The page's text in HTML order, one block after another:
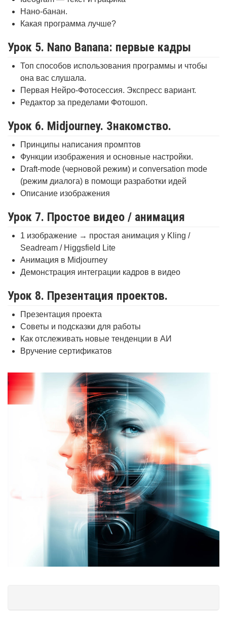
Нано-банан.
Какая программа лучше?
Урок 5. Nano Banana: первые кадры
Топ способов использования программы и чтобы
она вас слушала.
Первая Нейро-Фотосессия. Экспресс вариант.
Редактор за пределами Фотошоп.
Урок 6. Midjourney. Знакомство.
Принципы написания промптов
Функции изображения и основные настройки.
Draft-mode (черновой режим) и conversation mode
(режим диалога) в помощи разработки идей
Описание изображения
Урок 7. Простое видео / анимация
1 изображение → простая анимация у Kling /
Seadream / Higgsfield Lite
Анимация в Midjourney
Демонстрация интеграции кадров в видео
Урок 8. Презентация проектов.
Презентация проекта
Советы и подсказки для работы
Как отслеживать новые тенденции в АИ
Вручение сертификатов